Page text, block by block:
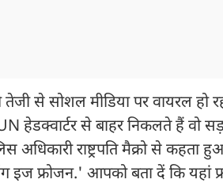
से सोशल मीडिया पर वायरल हो
हेडक्‍वार्टर से बाहर निकलते हैं वो
अधिकारी राष्ट्रपति मैक्रो से
इज फ्रोजन.' आपको बता दें कि यहां